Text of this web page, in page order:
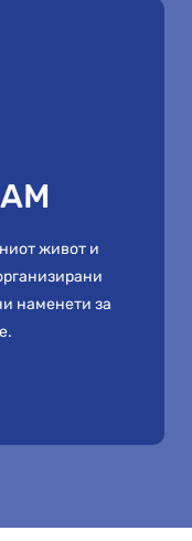
живот и
наменети за
живот и
наменети за